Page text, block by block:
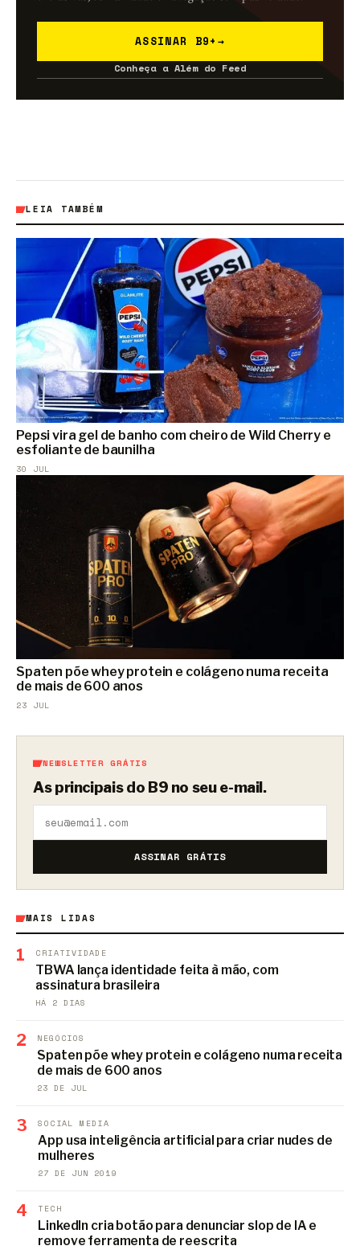
ASSINAR B9+ →
Conheça a Além do Feed
LEIA TAMBÉM
Pepsi vira gel de banho com cheiro de Wild Cherry e
esfoliante de baunilha
30 JUL
Spaten põe whey protein e colágeno numa receita
de mais de 600 anos
23 JUL
NEWSLETTER GRÁTIS
As principais do B9 no seu e-mail.
ASSINAR GRÁTIS
MAIS LIDAS
1 CRIATIVIDADE
TBWA lança identidade feita à mão, com
assinatura brasileira
HÁ 2 DIAS
2 NEGÓCIOS
Spaten põe whey protein e colágeno numa receita
de mais de 600 anos
23 DE JUL
3 SOCIAL MEDIA
App usa inteligência artificial para criar nudes de
mulheres
27 DE JUN 2019
4 TECH
LinkedIn cria botão para denunciar slop de IA e
remove ferramenta de reescrita